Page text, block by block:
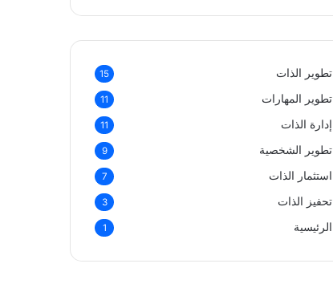
تطوير الذات 15
تطوير المهارات 11
إدارة الذات 11
تطوير الشخصية 9
استثمار الذات 7
تحفيز الذات 3
الرئيسية 1